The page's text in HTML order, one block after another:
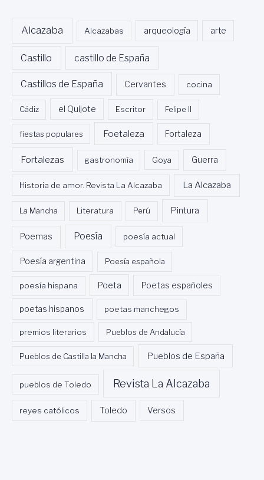
Alcazaba Alcazabas arqueología arte
Castillo castillo de España
Castillos de España Cervantes cocina
Cádiz el Quijote Escritor Felipe II
fiestas populares Foetaleza Fortaleza
Fortalezas gastronomía Goya Guerra
Historia de amor. Revista La Alcazaba La Alcazaba
La Mancha Literatura Perú Pintura
Poemas Poesía poesía actual
Poesía argentina Poesía española
poesía hispana Poeta Poetas españoles
poetas hispanos poetas manchegos
premios literarios Pueblos de Andalucía
Pueblos de Castilla la Mancha Pueblos de España
pueblos de Toledo Revista La Alcazaba
reyes católicos Toledo Versos